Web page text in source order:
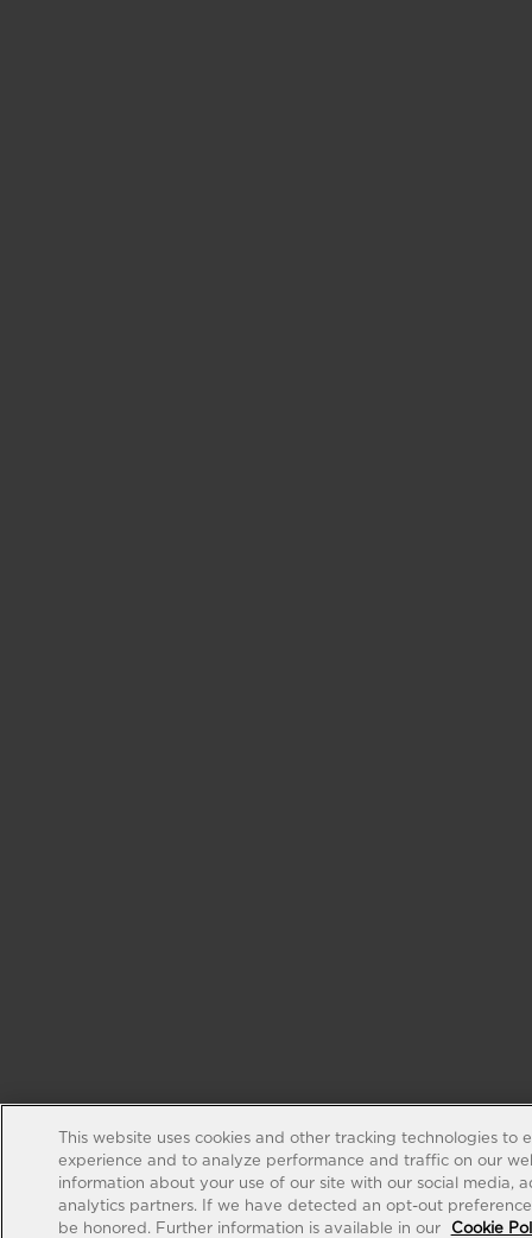
This website uses cookies and other tracking technologies to
experience and to analyze performance and traffic on our
information about your use of our site with our social media,
analytics partners. If we have detected an opt-out
be honored. Further information is available in our
Cookie